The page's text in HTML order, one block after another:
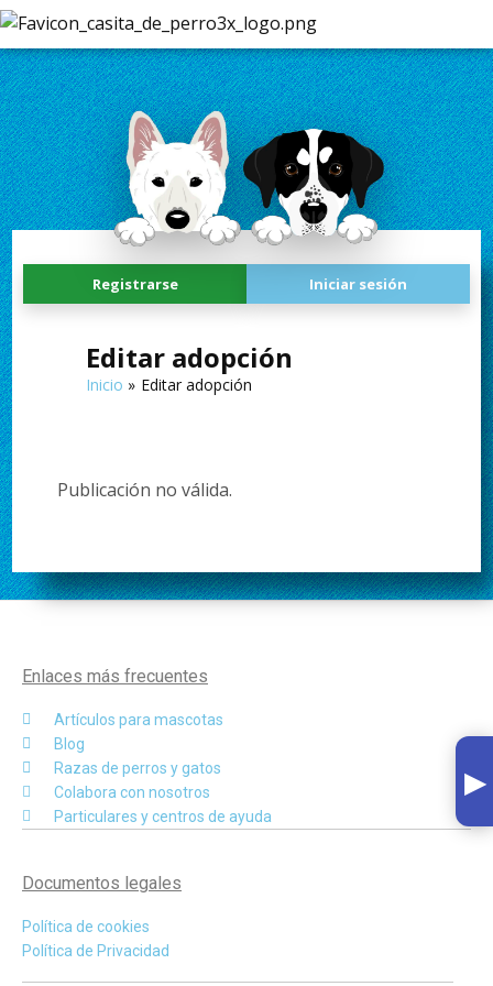
▸
Registrarse Iniciar sesión
Editar adopción
Inicio Editar adopción
Publicación no válida.
Enlaces más frecuentes
Artículos para mascotas
Blog
Razas de perros y gatos
Colabora con nosotros
Particulares y centros de ayuda
Documentos legales
Política de cookies
Política de Privacidad